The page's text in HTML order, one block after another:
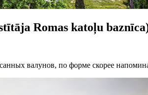
Romas katoļu
валунов, по форме скорее